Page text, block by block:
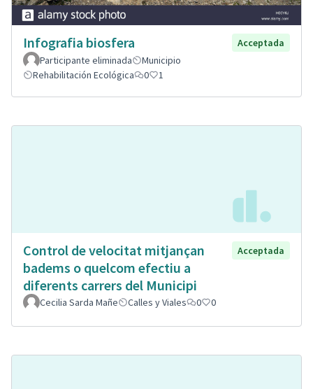
Infografia biosfera
Acceptada
Participante eliminada
Municipio
Rehabilitación Ecológica
0 1
Control de velocitat mitjançan
badems o quelcom efectiu a
diferents carrers del Municipi
Acceptada
Cecilia Sarda Mañe Calles y Viales 0 0